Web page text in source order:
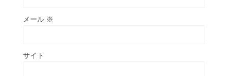
メール ※
サイト